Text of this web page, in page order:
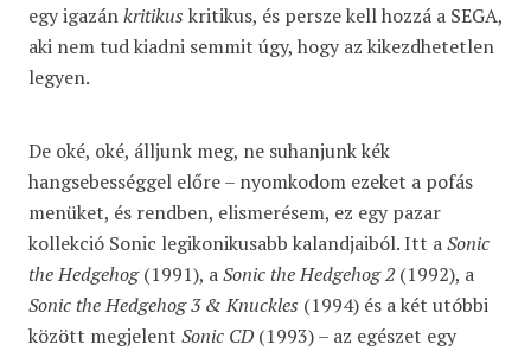
egy igazánkritikus kritikus, és persze kell hozzá a SEGA,
aki nem tud kiadni semmit úgy, hogy az kikezdhetetlen
legyen.
De oké, oké, álljunk meg, ne suhanjunk kék
hangsebességgel előre – nyomkodom ezeket a pofás
menüket, és rendben, elismerésem, ez egy pazar
kollekció Sonic legikonikusabb kalandjaiból. Itt aSonic
the Hedgehog(1991), aSonic the Hedgehog 2(1992), a
Sonic the Hedgehog 3 & Knuckles (1994) és a két utóbbi
között megjelent Sonic CD (1993) – az egészet egy